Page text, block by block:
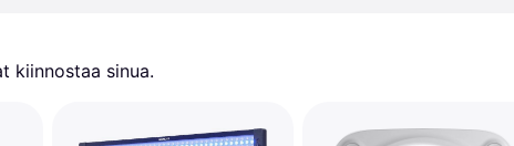
kiinnostaa sinua.